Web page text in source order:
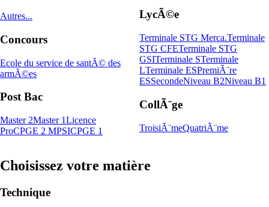
Autres...
Concours
Ecole du service de santÃ© des
armÃ©es
Post Bac
Master 2Master 1Licence
ProCPGE 2 MPSICPGE 1
LycÃ©e
Terminale STG Merca.Terminale
STG CFETerminale STG
GSITerminale STerminale
LTerminale ESPremiÃ¨re
ESSecondeNiveau B2Niveau B1
CollÃ¨ge
TroisiÃ¨meQuatriÃ¨me
Choisissez votre matière
Technique